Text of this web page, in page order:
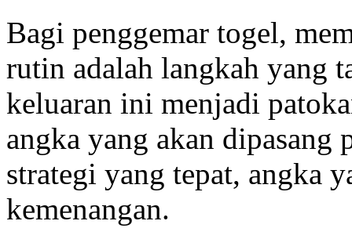
Bagi penggemar togel,
rutin adalah langkah yang
keluaran ini menjadi
angka yang akan dipasang
strategi yang tepat, angka
kemenangan.